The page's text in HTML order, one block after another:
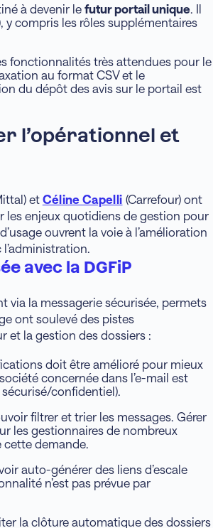
à devenir lefutur portail unique. Il
y compris les rôles supplémentaires
fonctionnalités très attendues pour le
au format CSV et le
du dépôt des avis sur le portail est
l’opérationnel et
etCéline Capelli (Carrefour) ont
les enjeux quotidiens de gestion pour
ouvrent la voie à l’amélioration
avec la DGFiP
via la messagerie sécurisée, permets
ont soulevé des pistes
et la gestion des dossiers :
doit être amélioré pour mieux
concernée dans l’e-mail est
confidentiel).
filtrer et trier les messages. Gérer
les gestionnaires de nombreux
demande.
auto-générer des liens d’escale
n’est pas prévue par
la clôture automatique des dossiers